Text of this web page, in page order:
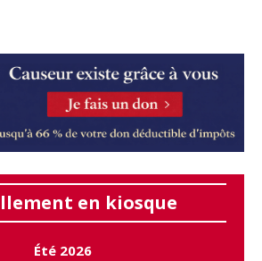
en kiosque
Été 2026